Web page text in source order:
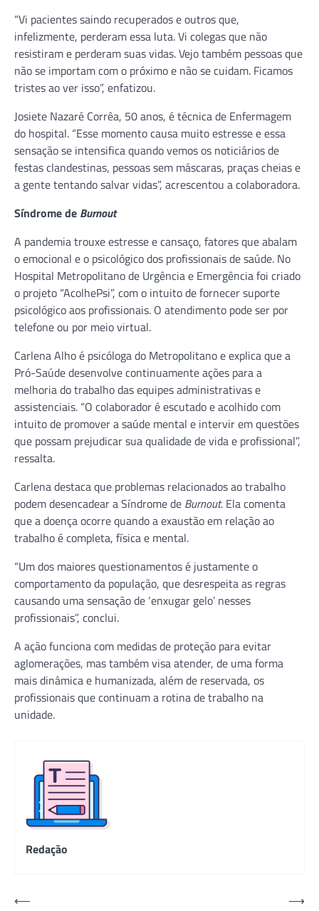
“Vi pacientes saindo recuperados e outros que,
infelizmente, perderam essa luta. Vi colegas que não
resistiram e perderam suas vidas. Vejo também pessoas que
não se importam com o próximo e não se cuidam. Ficamos
tristes ao ver isso”, enfatizou.
Josiete Nazaré Corrêa, 50 anos, é técnica de Enfermagem
do hospital. “Esse momento causa muito estresse e essa
sensação se intensifica quando vemos os noticiários de
festas clandestinas, pessoas sem máscaras, praças cheias e
a gente tentando salvar vidas”, acrescentou a colaboradora.
Síndrome de Burnout
A pandemia trouxe estresse e cansaço, fatores que abalam
o emocional e o psicológico dos profissionais de saúde. No
Hospital Metropolitano de Urgência e Emergência foi criado
o projeto “AcolhePsi”, com o intuito de fornecer suporte
psicológico aos profissionais. O atendimento pode ser por
telefone ou por meio virtual.
Carlena Alho é psicóloga do Metropolitano e explica que a
Pró-Saúde desenvolve continuamente ações para a
melhoria do trabalho das equipes administrativas e
assistenciais. “O colaborador é escutado e acolhido com
intuito de promover a saúde mental e intervir em questões
que possam prejudicar sua qualidade de vida e profissional”,
ressalta.
Carlena destaca que problemas relacionados ao trabalho
podem desencadear a Síndrome de Burnout. Ela comenta
que a doença ocorre quando a exaustão em relação ao
trabalho é completa, física e mental.
“Um dos maiores questionamentos é justamente o
comportamento da população, que desrespeita as regras
causando uma sensação de ‘enxugar gelo’ nesses
profissionais”, conclui.
A ação funciona com medidas de proteção para evitar
aglomerações, mas também visa atender, de uma forma
mais dinâmica e humanizada, além de reservada, os
profissionais que continuam a rotina de trabalho na
unidade.
Redação
Navegação
⟵
⟶